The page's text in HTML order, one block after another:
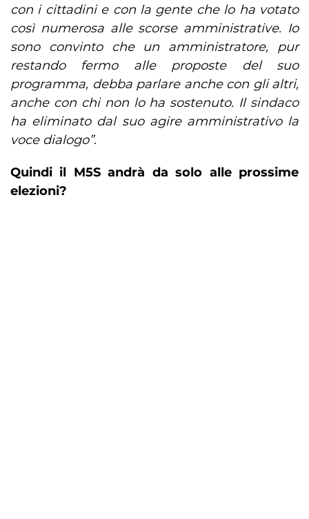
con i cittadini e con la gente che lo ha votato
così numerosa alle scorse amministrative. Io
sono convinto che un amministratore, pur
restando fermo alle proposte del suo
programma, debba parlare anche con gli altri,
anche con chi non lo ha sostenuto. Il sindaco
ha eliminato dal suo agire amministrativo la
voce dialogo”.
Quindi il M5S andrà da solo alle prossime
elezioni?